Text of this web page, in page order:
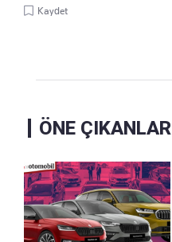
Kaydet
ÖNE ÇIKANLAR